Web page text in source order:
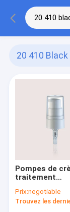
20 410
Pompes de
traitement
fermeture de
en métal
Prix:negotiable
Trouvez les